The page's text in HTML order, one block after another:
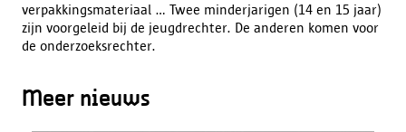
verpakkingsmateriaal ... Twee minderjarigen (14 en 15 jaar)
zijn voorgeleid bij de jeugdrechter. De anderen komen voor
de onderzoeksrechter.
Meer nieuws